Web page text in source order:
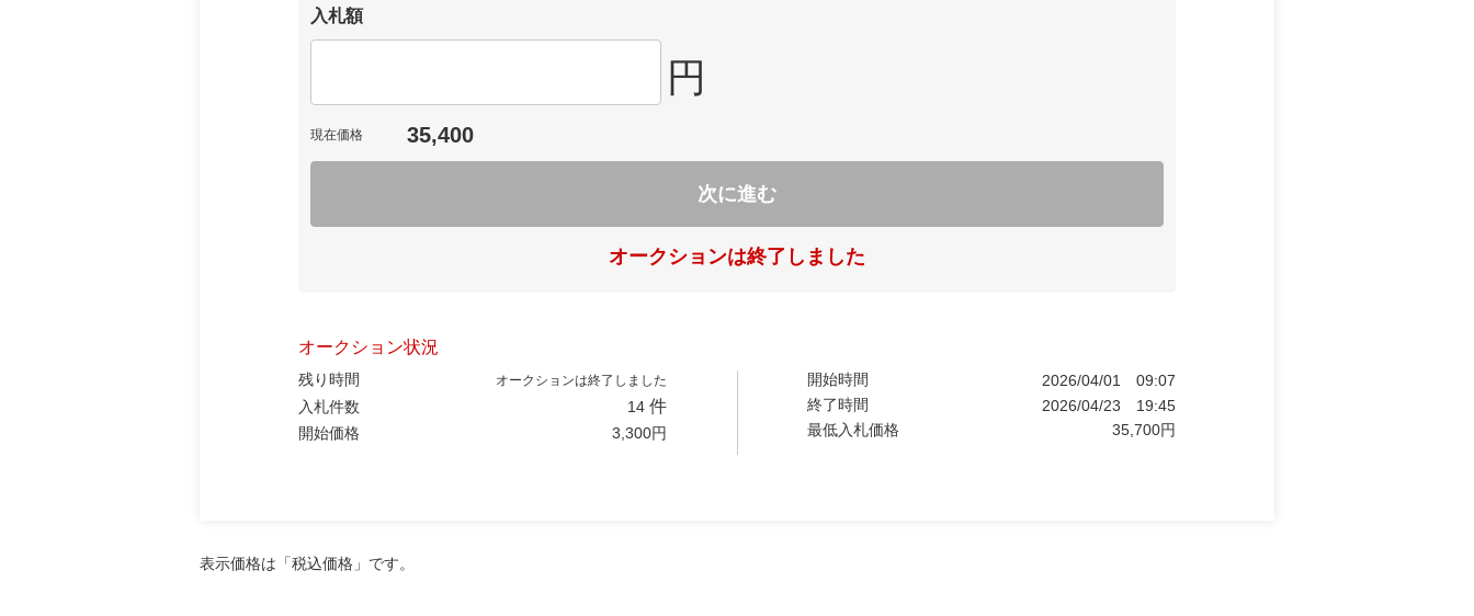
入札額
円
現在価格 35,400
次に進む
オークションは終了しました
オークション状況
残り時間 オークションは終了しました
入札件数 14 件
開始価格 3,300円
開始時間 2026/04/01
09:07
終了時間
2026/04/23
19:45
最低入札価格
35,700円
表示価格は「税込価格」です。